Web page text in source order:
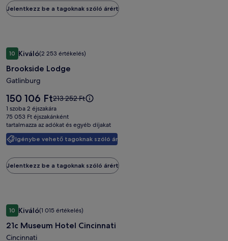
információkat
a
Jelentkezz be a tagoknak szóló árért
Brookside
Lodge
képgalériája
1010 ennyiből: 8.6, Kiváló, (2 253 értékelés)
Kiváló(2 253 értékelés)
Brookside Lodge
Gatlinburg
Igénybe vehető tagoknak szóló ár
Az
ár
150 106 Ft
150 106 FtAz
ár
213 252 Ft
volt,
lásd
a
információkat
a
213 252 Ft
1 szoba 2 éjszakára
75 053 Ft éjszakánként
tartalmazza az adókat és egyéb díjakat
Brookside Lodge
Jelentkezz be a tagoknak szóló árért
21c
Museum
Hotel
1010 ennyiből: 8.6, Kiváló, (1 015 értékelés)
Kiváló(1 015 értékelés)
21c Museum Hotel Cincinnati
Cincinnati
21c Museum Hotel Cincinnati